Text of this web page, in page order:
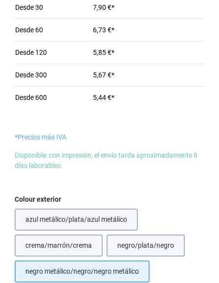
Desde30 7,90 €*
Desde 60 6,73 €*
Desde 120 5,85 €*
Desde300 5,67 €*
Desde 600 5,44 €*
*Precios más IVA
Disponible: con impresión, el envío tarda aproximadamente 8
días laborables.
Seleccione
Colour exterior
azul metálico/plata/azul metálico(Esta opción no está disponible en este momento.)
crema/marrón/crema(Esta opción no está disponible en este momento.)
negro/plata/negro
negro metálico/negro/negro metálico